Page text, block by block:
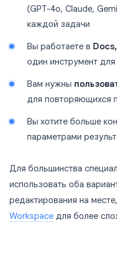
(GPT-4o, Claude,
каждой задачи
Вы работаете в
один инструмент для
Вам нужны
для повторяющихся
Вы хотите больше
параметрами
Для большинства
использовать оба
редактирования на
Workspace для более